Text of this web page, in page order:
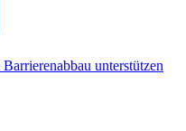
unterstützen